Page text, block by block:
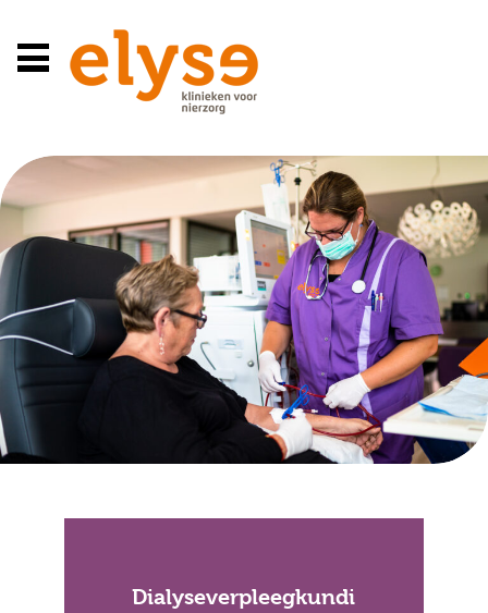
Dialyseverpleegkundi